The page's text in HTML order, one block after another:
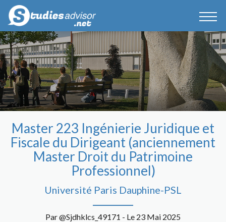
Master 223 Ingénierie Juridique et
Fiscale du Dirigeant (anciennement
Master Droit du Patrimoine
Professionnel)
Université Paris Dauphine-PSL
Par @Sjdhklcs_49171 - Le 23 Mai 2025